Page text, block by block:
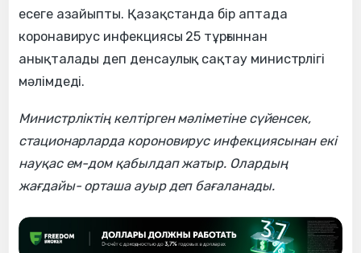
есеге азайыпты. Қазақстанда бір аптада
коронавирус инфекциясы 25 тұрғыннан
анықталады деп денсаулық сақтау министрлігі
мәлімдеді.
Министрліктің келтірген мәліметіне сүйенсек,
стационарларда короновирус инфекциясынан екі
науқас ем-дом қабылдап жатыр. Олардың
жағдайы- орташа ауыр деп бағаланады.